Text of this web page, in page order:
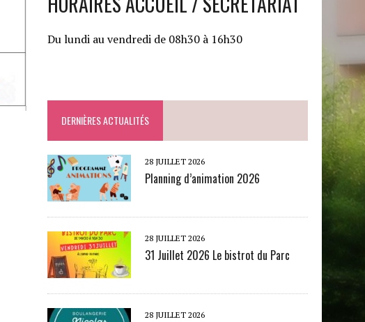
Du lundi au vendredi de 08h30 à 16h30
DERNIÈRES ACTUALITÉS
28 JUILLET 2026
Planning d’animation 2026
28 JUILLET 2026
31 Juillet 2026 Le bistrot du Parc
28 JUILLET 2026